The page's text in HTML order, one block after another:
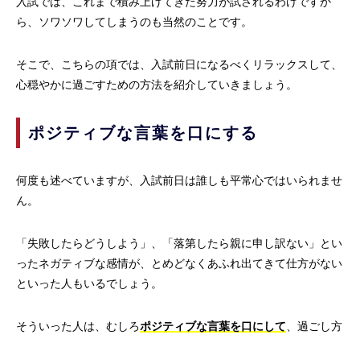
ら、ソワソワしてしまうのも当然のことです。
そこで、こちらの項では、入試前日になるべくリラックスして、
心穏やかに過ごすための方法を紹介していきましょう。
ポジティブな言葉を口にする
何度も述べていますが、入試前日は誰しも平常心ではいられませ
ん。
「失敗したらどうしよう」、「落第したら親に申し訳ない」とい
ったネガティブな感情が、とめどなくあふれ出てきて仕方がない
といった人もいるでしょう。
そういった人は、むしろポジティブな言葉を口にして、過ごし方